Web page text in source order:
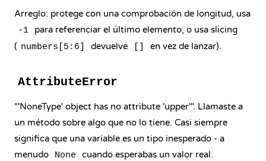
Arreglo: protege con una comprobación de longitud, usa
-1
para referenciar el último elemento, o usa slicing
( numbers[5:6] devuelve en vez de lanzar).
AttributeError
"'NoneType' object has no attribute 'upper'". Llamaste a
un método sobre algo que no lo tiene. Casi siempre
significa que una variable es un tipo inesperado - a
menudo
None cuando esperabas un valor real.